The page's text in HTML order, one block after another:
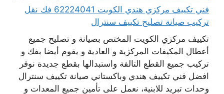
فني تكييف مركزي هندي الكويت 62224041 فك نقل
تركيب صيانة تصليح تكييف سنترال
تكييف مركزي الكويت المختص بصيانة و تصليح جميع
أعطال المكيفات المركزية و العادية و يقوم أيضا بفك و
تركيب جميع القطع التالفة واستبدالها بقطع جديدة نوفر
افضل فني تكييف هندي وباكستاني صيانة تكييف سنترال
وحدات تبريد للابنية، نعمل على تأمين جميع المعدات و